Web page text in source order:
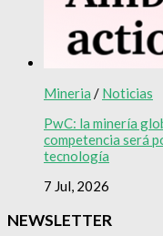
Mineria / Noticias
PwC: la minería
competencia será
tecnología
7 Jul, 2026
NEWSLETTER